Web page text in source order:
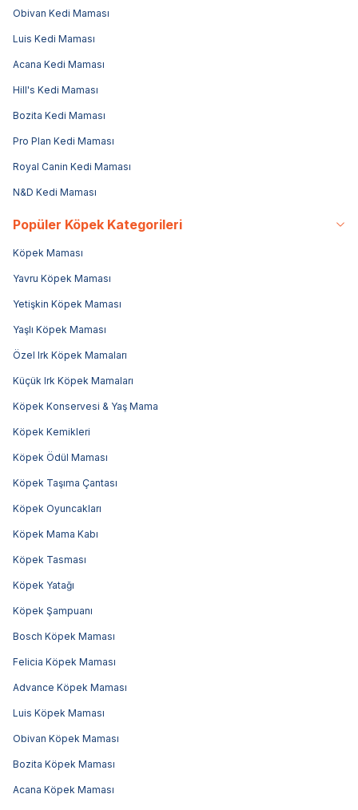
Obivan Kedi Maması
Luis Kedi Maması
Acana Kedi Maması
Hill's Kedi Maması
Bozita Kedi Maması
Pro Plan Kedi Maması
Royal Canin Kedi Maması
N&D Kedi Maması
Popüler Köpek Kategorileri
Köpek Maması
Yavru Köpek Maması
Yetişkin Köpek Maması
Yaşlı Köpek Maması
Özel Irk Köpek Mamaları
Küçük Irk Köpek Mamaları
Köpek Konservesi & Yaş Mama
Köpek Kemikleri
Köpek Ödül Maması
Köpek Taşıma Çantası
Köpek Oyuncakları
Köpek Mama Kabı
Köpek Tasması
Köpek Yatağı
Köpek Şampuanı
Bosch Köpek Maması
Felicia Köpek Maması
Advance Köpek Maması
Luis Köpek Maması
Obivan Köpek Maması
Bozita Köpek Maması
Acana Köpek Maması